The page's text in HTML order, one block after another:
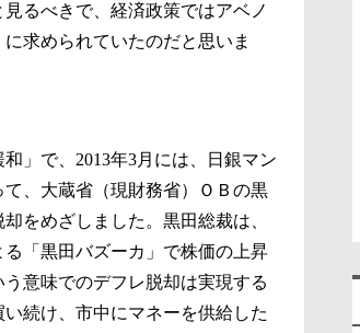
るべきで、経済政策ではアベノ
求められていたのだと思いま
」で、2013年3月には、日銀マン
、大蔵省（現財務省）ＯＢの黒
をめざしました。黒田総裁は、
「黒田バズーカ」で株価の上昇
意味でのデフレ脱却は実現する
続け、市中にマネーを供給した